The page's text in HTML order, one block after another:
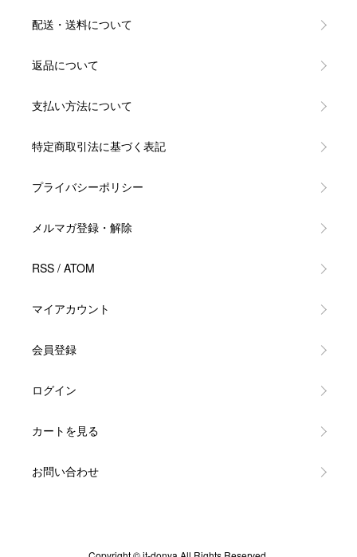
配送・送料について
返品について
支払い方法について
特定商取引法に基づく表記
プライバシーポリシー
メルマガ登録・解除
RSS / ATOM
マイアカウント
会員登録
ログイン
カートを見る
お問い合わせ